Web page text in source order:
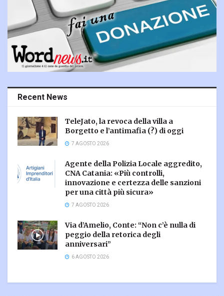
Recent News
TeleJato, la revoca della villa a
Borgetto e l’antimafia (?) di oggi
7 AGOSTO 2026
Agente della Polizia Locale aggredito,
CNA Catania: «Più controlli,
innovazione e certezza delle sanzioni
per una città più sicura»
7 AGOSTO 2026
Via d’Amelio, Conte: “Non c’è nulla di
peggio della retorica degli
anniversari”
6 AGOSTO 2026